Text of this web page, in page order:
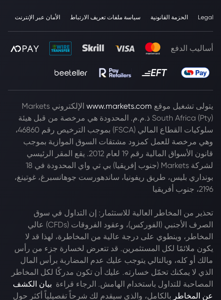
Legal الحزمة القانونية سياسة ملفات تعريف الارتباط الأمان عبر الإنترنت
أساليب الدفع
يتولى تشغيل موقع www.markets.com
الإلكتروني Markets
South Africa (Pty) ذ.م.م. المحدودة هي مرخصة من قبل هيئة
سلوكيات القطاع المالي (FSCA) بموجب الترخيص رقم 46860،
وهي مرخصة للعمل كمزود مشتقات السوق الموازية بموجب
قانون الأسواق المالية رقم 19 لعام 2012. يقع المقر الرئيسي
لشركة Markets (جنوب إفريقيا) بي تي واي المحدودة في 18
بونداري بليس، طريق ريفونيا، ساندهورست جوهانسبرغ، غوتينغ،
2196، جنوب أفريقيا
تحذير من المخاطر العالية للاستثمار: إن التداول في سوق
الصرف الأجنبي (الفوركس)، وعقود الفروقات (CFDs) عالي
المخاطر، وينطوي على درجة عالية من المخاطرة، لهذا قد لا
يكون ملائمًا لكل المستثمرين. قد تتعرض لخسارة جزء من رأس
مالك أو كله، وبالتالي يتوجب عليك عدم المضاربة برأس المال
الذي لا يمكنك تحمّل خسارته. عليك أن تكون مدركًا لكل المخاطر
المصاحبة للتداول باستخدام الهامش. الرجاء قراءة بيان الكشف
عن المخاطر بالكامل، والذي سيقدم لك شرحاً تفصيلياً أكثر حول